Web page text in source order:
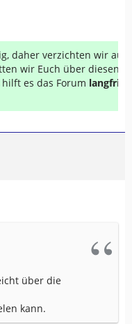
daher verzichten wir auf
wir Euch über diesen
es das Forum
über die
kann.